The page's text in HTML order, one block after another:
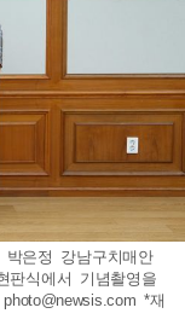
은정 강남구치매안
판식에서 기념촬영을
photo@newsis.com *재